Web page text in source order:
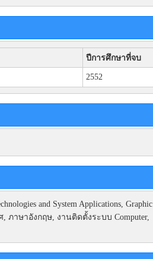
ปีการศึกษาที่จบ
2552
and System Applications, Graphic
, ภาษาอังกฤษ, งานติดตั้งระบบ Computer,